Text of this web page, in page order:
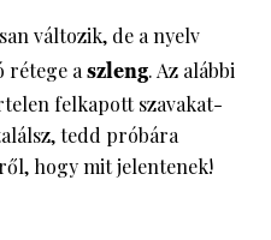
változik, de a nyelv
rétege aszleng. Az alábbi
felkapott szavakat-
tedd próbára
hogy mit jelentenek!